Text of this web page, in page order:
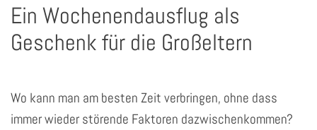
Ein Wochenendausflug als
Geschenk für die Großeltern
Wo kann man am besten Zeit verbringen, ohne dass
immer wieder störende Faktoren dazwischenkommen?